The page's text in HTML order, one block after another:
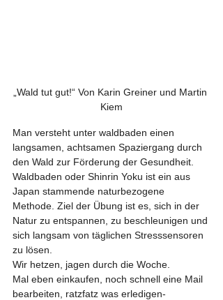
„Wald tut gut!“ Von Karin Greiner und Martin
Kiem
Man versteht unter waldbaden einen
langsamen, achtsamen Spaziergang durch
den Wald zur Förderung der Gesundheit.
Waldbaden oder Shinrin Yoku ist ein aus
Japan stammende naturbezogene
Methode. Ziel der Übung ist es, sich in der
Natur zu entspannen, zu beschleunigen und
sich langsam von täglichen Stresssensoren
zu lösen.
Wir hetzen, jagen durch die Woche.
Mal eben einkaufen, noch schnell eine Mail
bearbeiten, ratzfatz was erledigen-